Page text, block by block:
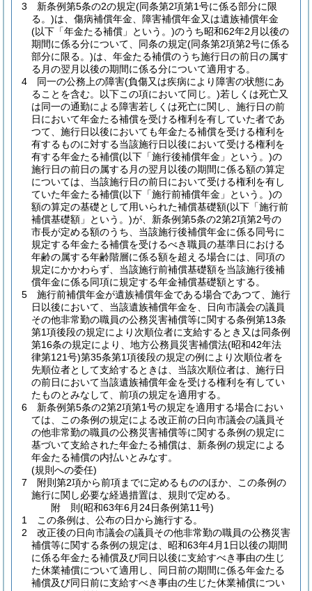
3
新条例第5条の2の規定(同条第2項第1号に係る部分に限
る。)は、傷病補償年金、障害補償年金又は遺族補償年金
(以下「年金たる補償」という。)のうち昭和62年2月以後の
期間に係る分について、同条の規定(同条第2項第2号に係る
部分に限る。)は、年金たる補償のうち施行日の前日の属す
る月の翌月以後の期間に係る分について適用する。
4
同一の公務上の障害(負傷又は疾病により障害の状態にあ
ることを含む。以下この項において同じ。)若しくは死亡又
は同一の通勤による障害若しくは死亡に関し、施行日の前
日において年金たる補償を受ける権利を有していた者であ
つて、施行日以後においても年金たる補償を受ける権利を
有するものに対する当該施行日以後において受ける権利を
有する年金たる補償(以下「施行後補償年金」という。)の
施行日の前日の属する月の翌月以後の期間に係る額の算定
については、当該施行日の前日において受ける権利を有し
ていた年金たる補償(以下「施行前補償年金」という。)の
額の算定の基礎として用いられた補償基礎額(以下「施行前
補償基礎額」という。)が、新条例第5条の2第2項第2号の
市長が定める額のうち、当該施行後補償年金に係る同号に
規定する年金たる補償を受けるべき職員の基準日における
年齢の属する年齢階層に係る額を超える場合には、同項の
規定にかかわらず、当該施行前補償基礎額を当該施行後補
償年金に係る同項に規定する年金補償基礎額とする。
5
施行前補償年金が遺族補償年金である場合であつて、施行
日以後において、当該遺族補償年金を、日向市議会の議員
その他非常勤の職員の公務災害補償等に関する条例第13条
第1項後段の規定により次順位者に支給するとき又は同条例
第16条の規定により、地方公務員災害補償法(昭和42年法
律第121号)第35条第1項後段の規定の例により次順位者を
先順位者として支給するときは、当該次順位者は、施行日
の前日において当該遺族補償年金を受ける権利を有してい
たものとみなして、前項の規定を適用する。
6
新条例第5条の2第2項第1号の規定を適用する場合におい
ては、この条例の規定による改正前の日向市議会の議員そ
の他非常勤の職員の公務災害補償等に関する条例の規定に
基づいて支給された年金たる補償は、新条例の規定による
年金たる補償の内払いとみなす。
(規則への委任)
7
附則第2項から前項までに定めるもののほか、この条例の
施行に関し必要な経過措置は、規則で定める。
附 則(昭和63年6月24日条例第11号)
1
この条例は、公布の日から施行する。
2
改正後の日向市議会の議員その他非常勤の職員の公務災害
補償等に関する条例の規定は、昭和63年4月1日以後の期間
に係る年金たる補償及び同日以後に支給すべき事由の生じ
た休業補償について適用し、同日前の期間に係る年金たる
補償及び同日前に支給すべき事由の生じた休業補償につい